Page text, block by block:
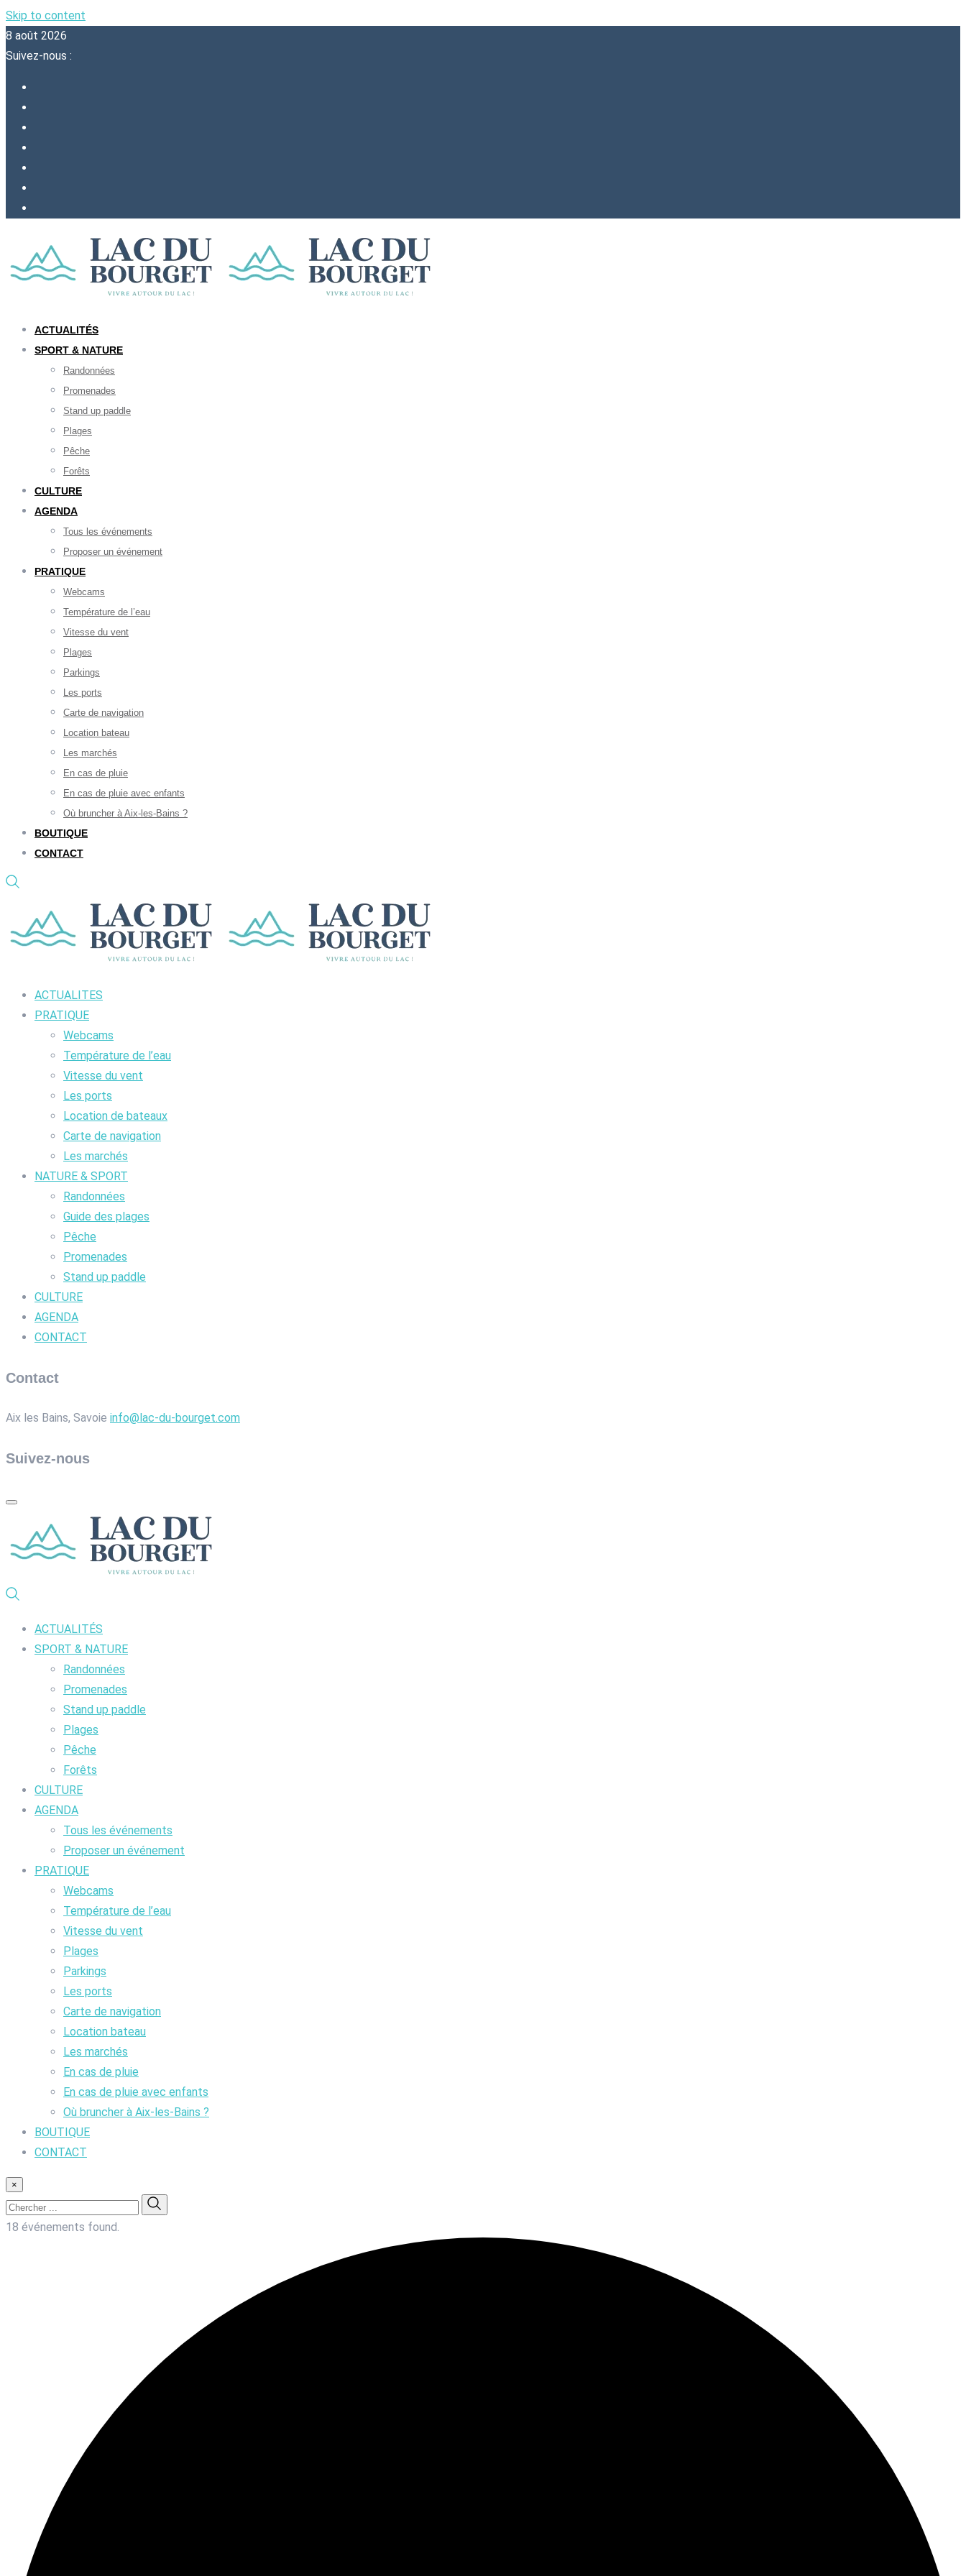
Skip to content
8 août 2026
Suivez-nous :
ACTUALITÉS
SPORT & NATURE
Randonnées
Promenades
Stand up paddle
Plages
Pêche
Forêts
CULTURE
AGENDA
Tous les événements
Proposer un événement
PRATIQUE
Webcams
Température de l’eau
Vitesse du vent
Plages
Parkings
Les ports
Carte de navigation
Location bateau
Les marchés
En cas de pluie
En cas de pluie avec enfants
Où bruncher à Aix-les-Bains ?
BOUTIQUE
CONTACT
ACTUALITES
PRATIQUE
Webcams
Température de l’eau
Vitesse du vent
Les ports
Location de bateaux
Carte de navigation
Les marchés
NATURE & SPORT
Randonnées
Guide des plages
Pêche
Promenades
Stand up paddle
CULTURE
AGENDA
CONTACT
Contact
Aix les Bains, Savoie info@lac-du-bourget.com
Suivez-nous
ACTUALITÉS
SPORT & NATURE
Randonnées
Promenades
Stand up paddle
Plages
Pêche
Forêts
CULTURE
AGENDA
Tous les événements
Proposer un événement
PRATIQUE
Webcams
Température de l’eau
Vitesse du vent
Plages
Parkings
Les ports
Carte de navigation
Location bateau
Les marchés
En cas de pluie
En cas de pluie avec enfants
Où bruncher à Aix-les-Bains ?
BOUTIQUE
CONTACT
×
18 événements found.